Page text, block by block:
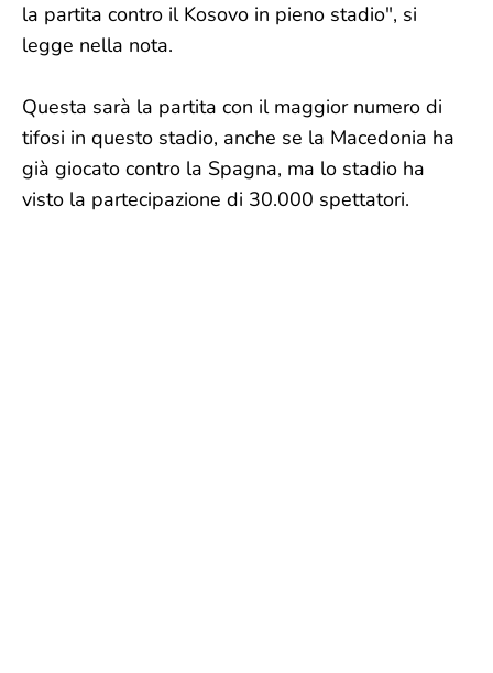
la partita contro il Kosovo in pieno stadio", si
legge nella nota.
Questa sarà la partita con il maggior numero di
tifosi in questo stadio, anche se la Macedonia ha
già giocato contro la Spagna, ma lo stadio ha
visto la partecipazione di 30.000 spettatori.